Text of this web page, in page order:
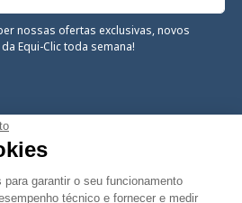
garantir o seu funcionamento
técnico e fornecer e medir
nossas ofertas exclusivas, novos
Equi-Clic toda semana!
Twitter
YouTube
Pinterest